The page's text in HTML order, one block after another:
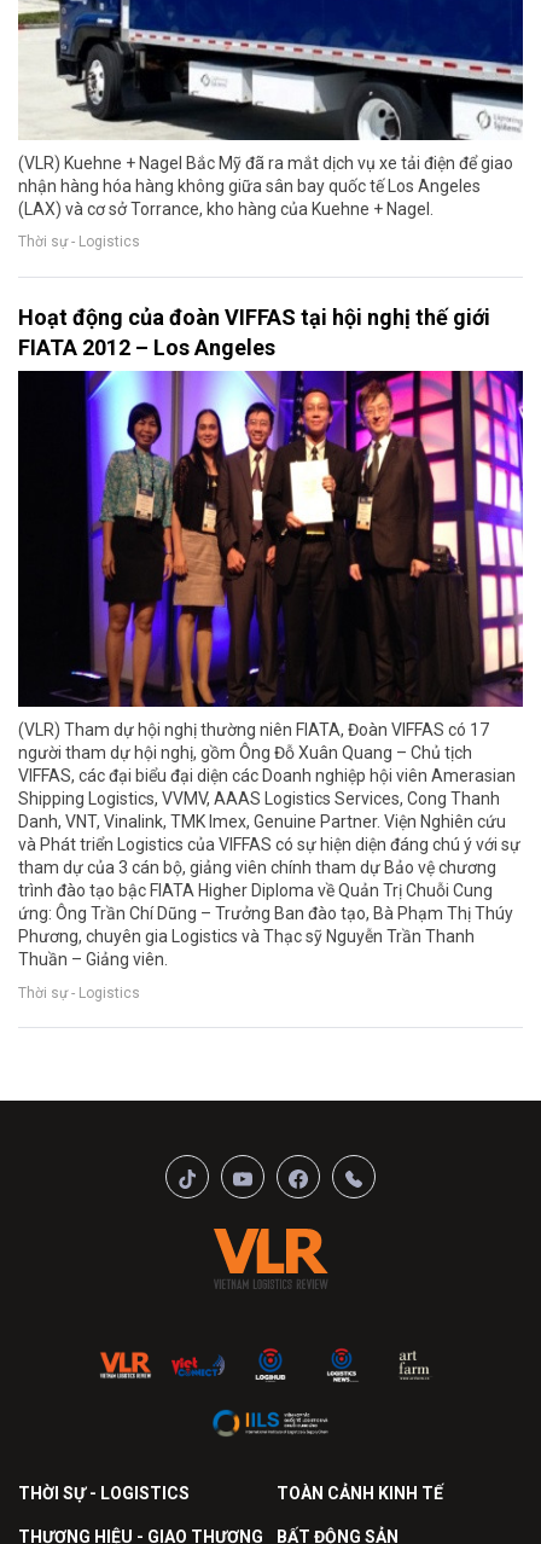
(VLR) Kuehne + Nagel Bắc Mỹ đã ra mắt dịch vụ xe tải điện để giao
nhận hàng hóa hàng không giữa sân bay quốc tế Los Angeles
(LAX) và cơ sở Torrance, kho hàng của Kuehne + Nagel.
Thời sự - Logistics
Hoạt động của đoàn VIFFAS tại hội nghị thế giới
FIATA 2012 – Los Angeles
(VLR) Tham dự hội nghị thường niên FIATA, Đoàn VIFFAS có 17
người tham dự hội nghị, gồm Ông Đỗ Xuân Quang – Chủ tịch
VIFFAS, các đại biểu đại diện các Doanh nghiệp hội viên Amerasian
Shipping Logistics, VVMV, AAAS Logistics Services, Cong Thanh
Danh, VNT, Vinalink, TMK Imex, Genuine Partner. Viện Nghiên cứu
và Phát triển Logistics của VIFFAS có sự hiện diện đáng chú ý với sự
tham dự của 3 cán bộ, giảng viên chính tham dự Bảo vệ chương
trình đào tạo bậc FIATA Higher Diploma về Quản Trị Chuỗi Cung
ứng: Ông Trần Chí Dũng – Trưởng Ban đào tạo, Bà Phạm Thị Thúy
Phương, chuyên gia Logistics và Thạc sỹ Nguyễn Trần Thanh
Thuần – Giảng viên.
Thời sự - Logistics
THỜI SỰ - LOGISTICS TOÀN CẢNH KINH TẾ
THƯƠNG HIỆU - GIAO THƯƠNG BẤT ĐỘNG SẢN